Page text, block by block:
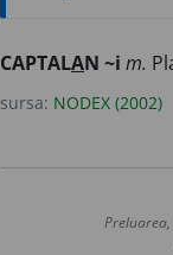
CAPTALAN ~i m.
sursa: NODEX (2002)